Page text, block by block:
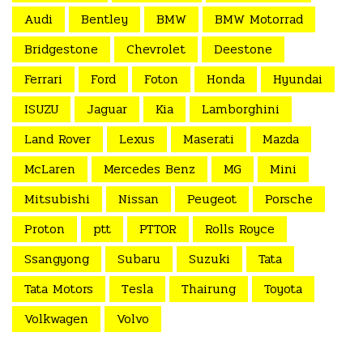
Audi
Bentley BMW
BMW Motorrad
Bridgestone
Chevrolet
Deestone
Ferrari
Ford Foton Honda
Hyundai
ISUZU
Jaguar Kia
Lamborghini
Land Rover
Lexus Maserati
Mazda
McLaren
Mercedes Benz MG
Mini
Mitsubishi
Nissan Peugeot
Porsche
Proton
ptt PTTOR
Rolls Royce
Ssangyong
Subaru Suzuki
Tata
Tata Motors
Tesla Thairung
Toyota
Volkwagen
Volvo